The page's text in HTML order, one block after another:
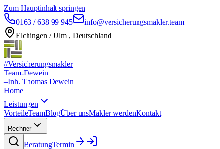
Zum Hauptinhalt springen
0163 / 638 99 945
info@versicherungsmakler.team
Elchingen / Ulm , Deutschland
//Versicherungsmakler
Team-Dewein
–Inh. Thomas Dewein
Home
Leistungen
VorteileTeamBlogÜber unsMakler werdenKontakt
Rechner
BeratungTermin